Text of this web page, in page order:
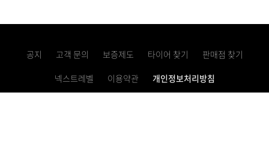
공지 고객 문의 보증제도 타이어 찾기
판매점 찾기
넥스트레벨
이용약관
개인정보처리방침